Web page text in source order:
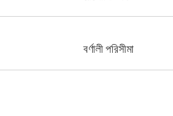
বর্ণালী পরিসীমা